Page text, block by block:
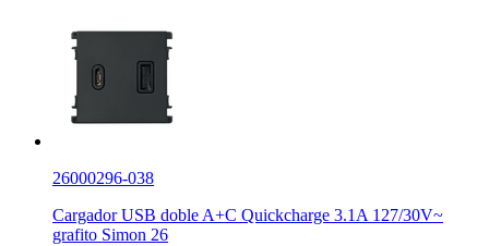
26000296-038
Cargador USB doble A+C Quickcharge 3.1A 127/30V~
grafito Simon 26